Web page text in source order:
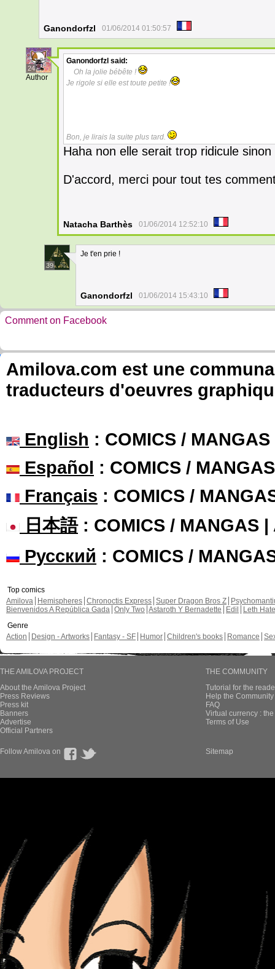
Ganondorfzl 01/06/2014 01:50:57
24
Author
Ganondorfzl said:
Oh la jolie bébête !
Je rigole si elle est toute petite !
Bon, je lirais la suite plus tard.
Haha non elle serait trop ridicule sinon
D'accord, merci pour tout tes
Natacha Barthès 01/06/2014 12:52:10
39
Je t'en prie !
Ganondorfzl 01/06/2014 15:43:10
Comment on Facebook
Amilova.com est une
traducteurs d'oeuvres
English : COMICS /
Español : COMICS /
Français : COMICS /
日本語: COMICS / MANGAS |
Русский : COMICS /
Top comics
Amilova
Hemispheres Chronoctis Express Super Dragon Bros Z
Bienvenidos A República Gada Only Two Astaroth Y Bernadette Edil
Leth Hate
Genre
Action
Design - Artworks Fantasy - SF Humor Children's books Romance
THE AMILOVA PROJECT
About the Amilova Project
Press Reviews
Press kit
Banners
Advertise
Official Partners
THE COMMUNITY
Tutorial for the
Help the
FAQ
Virtual currency :
Terms of Use
Follow Amilova on Sitemap